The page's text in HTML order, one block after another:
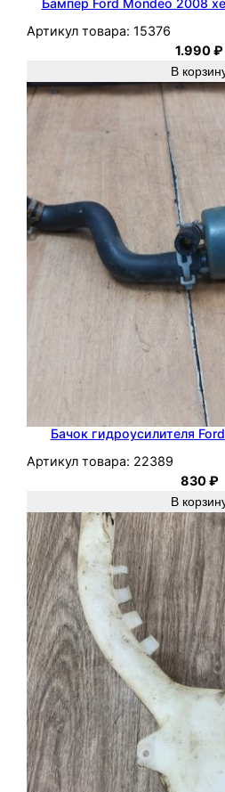
Бампер Ford Mondeo 2008
Артикул товара: 15376
1.990₽
В
Бачок гидроусилителя
Артикул товара: 22389
830₽
В